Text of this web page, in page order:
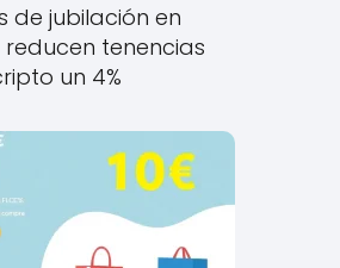
de jubilación en
tenencias
un 4%